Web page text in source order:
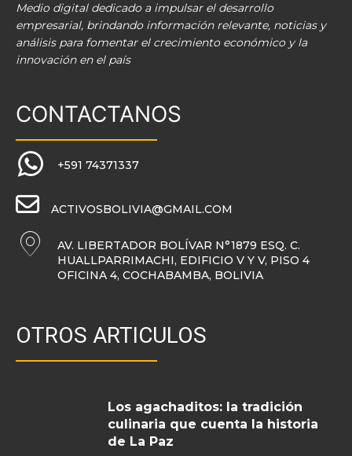
Medio digital dedicado a impulsar el desarrollo
empresarial, brindando información relevante, noticias y
análisis para fomentar el crecimiento económico y la
innovación en el país
CONTACTANOS
+591 74371337
ACTIVOSBOLIVIA@GMAIL.COM
AV. LIBERTADOR BOLÍVAR N°1879 ESQ. C.
HUALLPARRIMACHI, EDIFICIO V Y V, PISO 4
OFICINA 4, COCHABAMBA, BOLIVIA
OTROS ARTICULOS
Los agachaditos: la tradición
culinaria que cuenta la historia
de La Paz